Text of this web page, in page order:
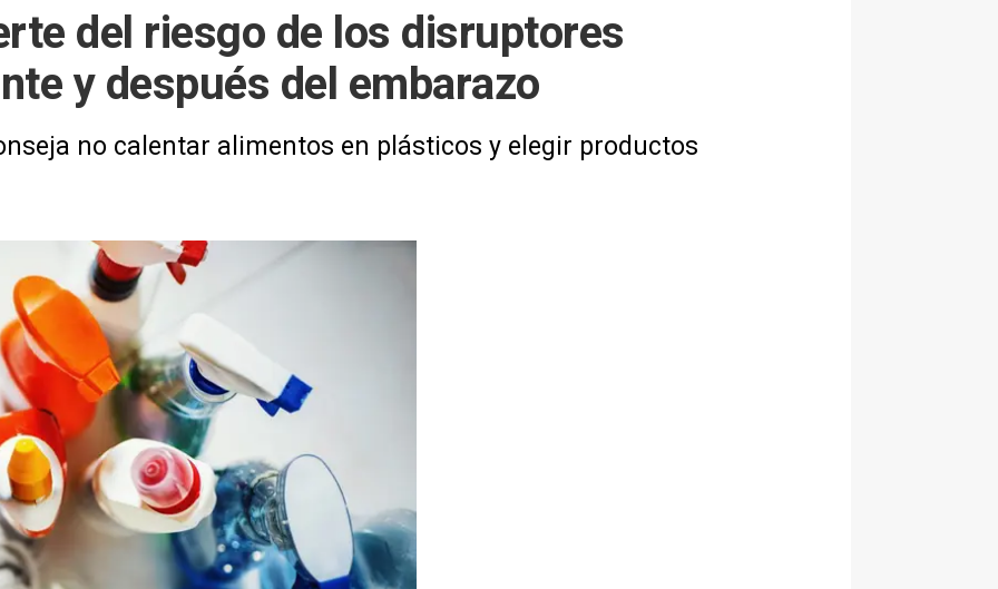
del riesgo de los disruptores
y después del embarazo
no calentar alimentos en plásticos y elegir productos